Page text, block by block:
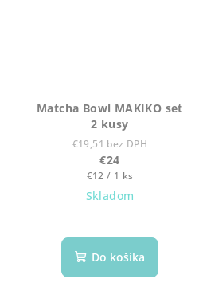
Matcha Bowl MAKIKO set
2 kusy
€19,51 bez DPH
€24
Jednotková
cena:
€12 / 1 ks
Skladom
Do košíka